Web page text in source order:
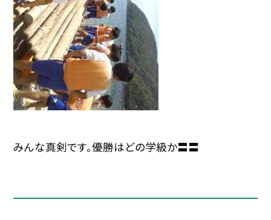
みんな真剣です。優勝はどの学級か〓〓